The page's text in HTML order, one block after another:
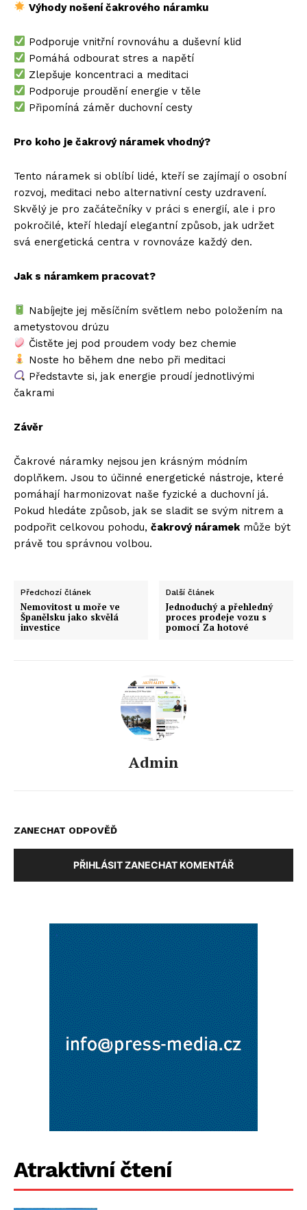
Výhody nošení čakrového náramku
Podporuje vnitřní rovnováhu a duševní klid
Pomáhá odbourat stres a napětí
Zlepšuje koncentraci a meditaci
Podporuje proudění energie v těle
Připomíná záměr duchovní cesty
Pro koho je čakrový náramek vhodný?
Tento náramek si oblíbí lidé, kteří se zajímají o osobní
rozvoj, meditaci nebo alternativní cesty uzdravení.
Skvělý je pro začátečníky v práci s energií, ale i pro
pokročilé, kteří hledají elegantní způsob, jak udržet
svá energetická centra v rovnováze každý den.
Jak s náramkem pracovat?
Nabíjejte jej měsíčním světlem nebo položením na
ametystovou drúzu
Čistěte jej pod proudem vody bez chemie
Noste ho během dne nebo při meditaci
Představte si, jak energie proudí jednotlivými
čakrami
Závěr
Čakrové náramky nejsou jen krásným módním
doplňkem. Jsou to účinné energetické nástroje, které
pomáhají harmonizovat naše fyzické a duchovní já.
Pokud hledáte způsob, jak se sladit se svým nitrem a
podpořit celkovou pohodu, čakrový náramekmůže být
právě tou správnou volbou.
Předchozí článek
Nemovitost u moře ve
Španělsku jako skvělá
investice
Další článek
Jednoduchý a přehledný
proces prodeje vozu s
pomocí Za hotové
Admin
ZANECHAT ODPOVĚĎ
PŘIHLÁSIT ZANECHAT KOMENTÁŘ
Atraktivní čtení